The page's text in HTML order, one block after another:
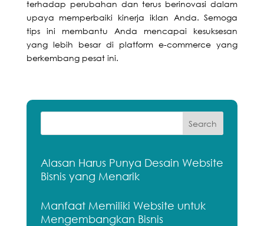
terhadap perubahan dan terus berinovasi dalam
upaya memperbaiki kinerja iklan Anda. Semoga
tips ini membantu Anda mencapai kesuksesan
yang lebih besar di platform e-commerce yang
berkembang pesat ini.
Alasan Harus Punya Desain Website
Bisnis yang Menarik
Manfaat Memiliki Website untuk
Mengembangkan Bisnis